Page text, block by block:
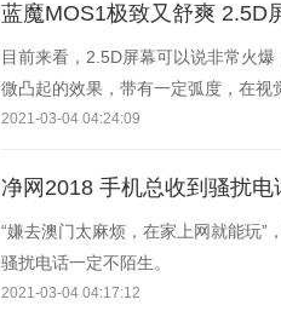
蓝魔MOS1极致又舒爽 2.5D
目前来看，2.5D屏幕可以说非常火
微凸起的效果，带有一定弧度，在
给大家推荐几款极致工艺舒爽手感的
2021-03-04 04:24:09
净网2018 手机总收到骚扰
“嫌去澳门太麻烦，在家上网就能玩
骚扰电话一定不陌生。
2021-03-04 04:17:12